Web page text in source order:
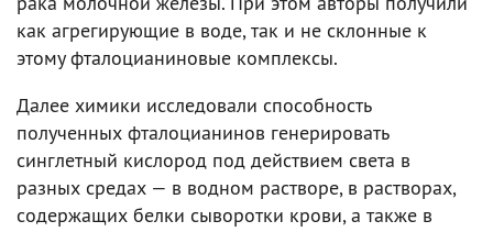
как агрегирующие в воде, так и не склонные к
этому фталоцианиновые комплексы.
Далее химики исследовали способность
полученных фталоцианинов генерировать
синглетный кислород под действием света в
разных средах — в водном растворе, в растворах,
содержащих белки сыворотки крови, а также в